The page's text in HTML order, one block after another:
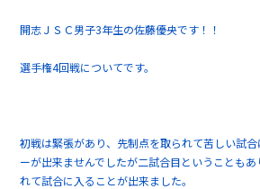
開志ＪＳＣ男子3年生の佐藤優央です！！
選手権4回戦についてです。
初戦は緊張があり、先制点を取られて苦しい試
ーが出来ませんでしたが二試合目ということも
れて試合に入ることが出来ました。